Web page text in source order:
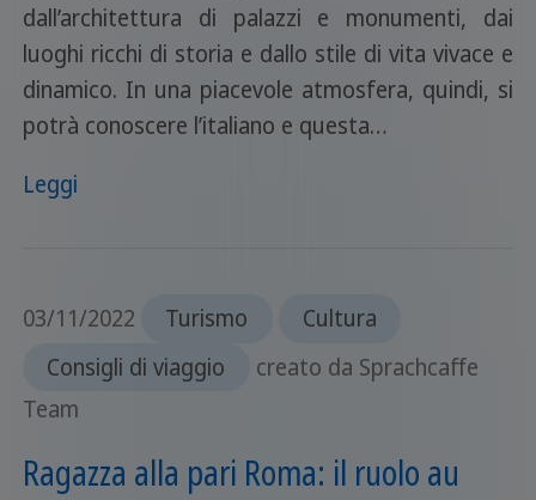
dall’architettura di palazzi e monumenti, dai
luoghi ricchi di storia e dallo stile di vita vivace e
dinamico. In una piacevole atmosfera, quindi, si
potrà conoscere l’italiano e questa…
Leggi
03/11/2022 Turismo
Cultura
Consigli di viaggio
creato da Sprachcaffe
Team
Ragazza alla pari Roma: il ruolo au